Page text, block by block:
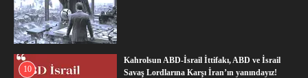
10
Kahrolsun ABD-İsrail İttifakı, ABD ve İsrail
Savaş Lordlarına Karşı İran’ın yanındayız!